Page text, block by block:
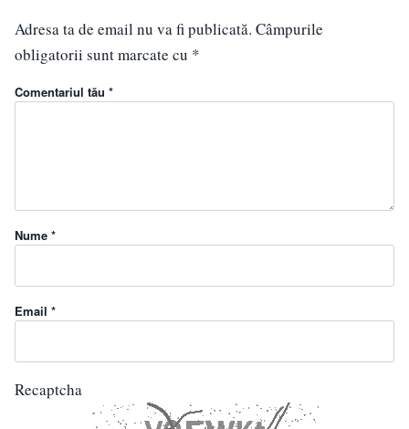
Adresa ta de email nu va fi publicată. Câmpurile
obligatorii sunt marcate cu *
Comentariul tău *
Nume *
Email *
Recaptcha